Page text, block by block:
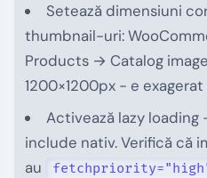
Setează dimensiuni
thumbnail-uri:
Products → Catalog
1200×1200px - e
Activează lazy loading
include nativ. Verifică că
au